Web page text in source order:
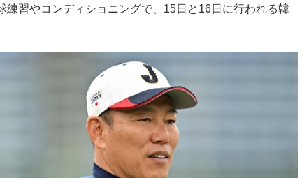
練習やコンディショニングで、15日と16日に行われる韓